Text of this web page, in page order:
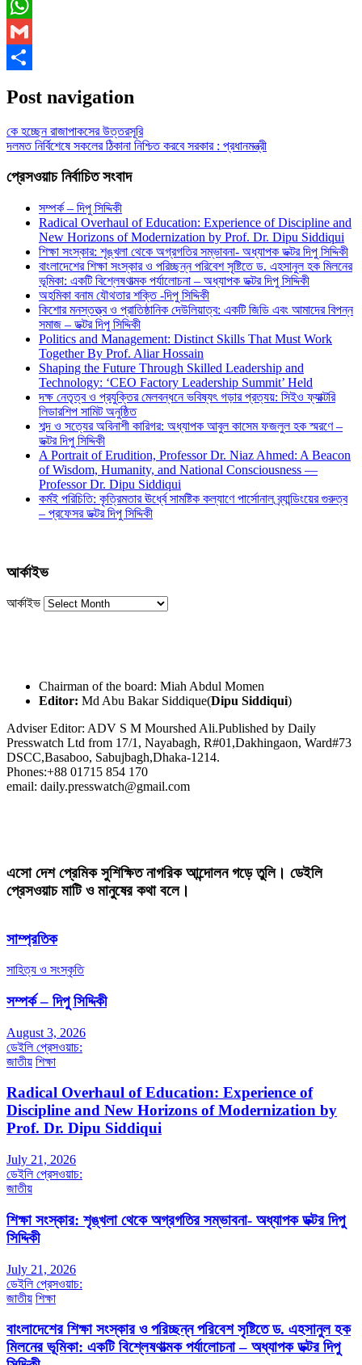
Messenger
WhatsApp
Gmail
Post navigation
কে হচ্ছেন রাজাপাকসের উত্তরসূরি
দলমত নির্বিশেষে সকলের ঠিকানা নিশ্চিত করবে সরকার : প্রধানমন্ত্রী
প্রেসওয়াচ নির্বাচিত সংবাদ
সম্পর্ক – দিপু সিদ্দিকী
Radical Overhaul of Education: Experience of Discipline and
New Horizons of Modernization by Prof. Dr. Dipu Siddiqui
শিক্ষা সংস্কার: শৃঙ্খলা থেকে অগ্রগতির সম্ভাবনা- অধ্যাপক ডক্টর দিপু সিদ্দিকী
বাংলাদেশের শিক্ষা সংস্কার ও পরিচ্ছন্ন পরিবেশ সৃষ্টিতে ড. এহসানুল হক মিলনের
ভূমিকা: একটি বিশ্লেষণাত্মক পর্যালোচনা – অধ্যাপক ডক্টর দিপু সিদ্দিকী
অহমিকা বনাম যৌথতার শক্তি -দিপু সিদ্দিকী
কিশোর মনস্তত্ত্ব ও প্রাতিষ্ঠানিক দেউলিয়াত্ব: একটি জিডি এবং আমাদের বিপন্ন
সমাজ – ডক্টর দিপু সিদ্দিকী
Politics and Management: Distinct Skills That Must Work
Together By Prof. Aliar Hossain
Shaping the Future Through Skilled Leadership and
Technology: ‘CEO Factory Leadership Summit’ Held
দক্ষ নেতৃত্ব ও প্রযুক্তির মেলবন্ধনে ভবিষ্যৎ গড়ার প্রত্যয়: সিইও ফ্যাক্টরি
লিডারশিপ সামিট অনুষ্ঠিত
শব্দ ও সত্যের অবিনাশী কারিগর: অধ্যাপক আবুল কাসেম ফজলুল হক স্মরণে –
ডক্টর দিপু সিদ্দিকী
A Portrait of Erudition, Professor Dr. Niaz Ahmed: A Beacon
of Wisdom, Humanity, and National Consciousness —
Professor Dr. Dipu Siddiqui
কর্মই পরিচিতি: কৃত্রিমতার ঊর্ধ্বে সামষ্টিক কল্যাণে পার্সোনাল ব্র্যান্ডিংয়ের গুরুত্ব
– প্রফেসর ডক্টর দিপু সিদ্দিকী
আর্কাইভ
আর্কাইভ
Chairman of the board: Miah Abdul Momen
Editor: Md Abu Bakar Siddique(Dipu Siddiqui)
Adviser Editor: ADV S M Mourshed Ali.Published by Daily
Presswatch Ltd from 17/1, Nayabagh, R#01,Dakhingaon, Ward#73
DSCC,Basaboo, Sabujbagh,Dhaka-1214.
Phones:+88 01715 854 170
email: daily.presswatch@gmail.com
এসো দেশ প্রেমিক সুশিক্ষিত নাগরিক আন্দোলন গড়ে তুলি। ডেইলি
প্রেসওয়াচ মাটি ও মানুষের কথা বলে।
সাম্প্রতিক
সাহিত্য ও সংস্কৃতি
সম্পর্ক – দিপু সিদ্দিকী
August 3, 2026
ডেইলি প্রেসওয়াচ:
জাতীয় শিক্ষা
Radical Overhaul of Education: Experience of
Discipline and New Horizons of Modernization by
Prof. Dr. Dipu Siddiqui
July 21, 2026
ডেইলি প্রেসওয়াচ:
জাতীয়
শিক্ষা সংস্কার: শৃঙ্খলা থেকে অগ্রগতির সম্ভাবনা- অধ্যাপক ডক্টর দিপু
সিদ্দিকী
July 21, 2026
ডেইলি প্রেসওয়াচ:
জাতীয় শিক্ষা
বাংলাদেশের শিক্ষা সংস্কার ও পরিচ্ছন্ন পরিবেশ সৃষ্টিতে ড. এহসানুল হক
মিলনের ভূমিকা: একটি বিশ্লেষণাত্মক পর্যালোচনা – অধ্যাপক ডক্টর দিপু